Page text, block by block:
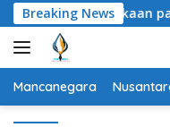
Langsung
ke
konten
Breaking News
Kemerdekaan pada
Mancanegara